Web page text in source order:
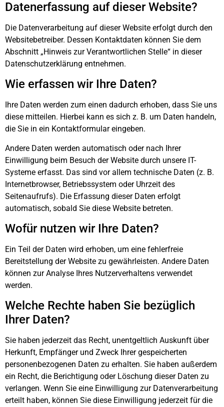
Datenerfassung auf dieser Website?
Die Datenverarbeitung auf dieser Website erfolgt durch den
Websitebetreiber. Dessen Kontaktdaten können Sie dem
Abschnitt „Hinweis zur Verantwortlichen Stelle“ in dieser
Datenschutzerklärung entnehmen.
Wie erfassen wir Ihre Daten?
Ihre Daten werden zum einen dadurch erhoben, dass Sie uns
diese mitteilen. Hierbei kann es sich z. B. um Daten handeln,
die Sie in ein Kontaktformular eingeben.
Andere Daten werden automatisch oder nach Ihrer
Einwilligung beim Besuch der Website durch unsere IT-
Systeme erfasst. Das sind vor allem technische Daten (z. B.
Internetbrowser, Betriebssystem oder Uhrzeit des
Seitenaufrufs). Die Erfassung dieser Daten erfolgt
automatisch, sobald Sie diese Website betreten.
Wofür nutzen wir Ihre Daten?
Ein Teil der Daten wird erhoben, um eine fehlerfreie
Bereitstellung der Website zu gewährleisten. Andere Daten
können zur Analyse Ihres Nutzerverhaltens verwendet
werden.
Welche Rechte haben Sie bezüglich
Ihrer Daten?
Sie haben jederzeit das Recht, unentgeltlich Auskunft über
Herkunft, Empfänger und Zweck Ihrer gespeicherten
personenbezogenen Daten zu erhalten. Sie haben außerdem
ein Recht, die Berichtigung oder Löschung dieser Daten zu
verlangen. Wenn Sie eine Einwilligung zur Datenverarbeitung
erteilt haben, können Sie diese Einwilligung jederzeit für die